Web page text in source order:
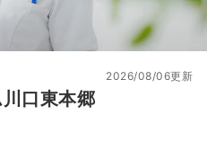
口東本郷
2026/08/06更新